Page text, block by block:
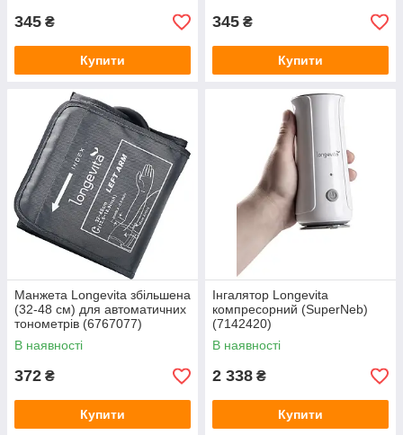
345 ₴
Купити
345 ₴
Купити
Манжета Longevita збільшена
(32-48 см) для автоматичних
тонометрів (6767077)
В наявності
372 ₴
Купити
Інгалятор Longevita
компресорний (SuperNeb)
(7142420)
В наявності
2 338 ₴
Купити